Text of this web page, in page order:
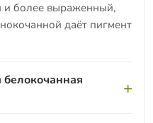
и более выраженный,
даёт пигмент